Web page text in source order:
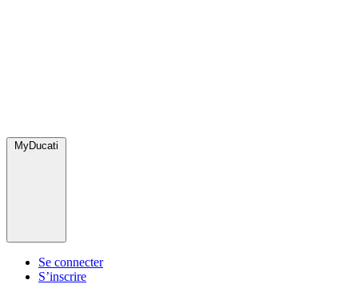
MyDucati
Se connecter
S’inscrire